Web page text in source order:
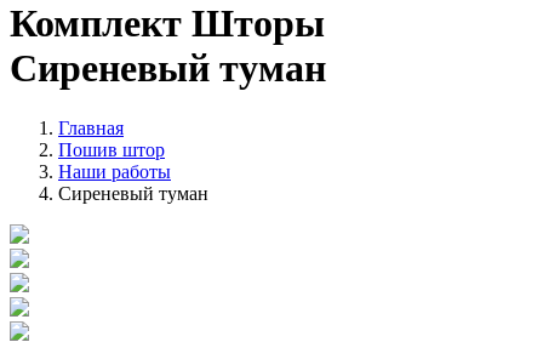
Комплект Шторы
Сиреневый туман
Главная
Пошив штор
Наши работы
Сиреневый туман